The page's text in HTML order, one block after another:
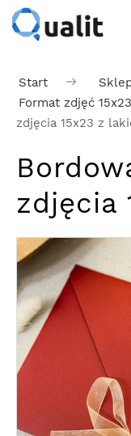
Start
Format zdjęć 15x23
zdjęcia 15x23 z
zdjęcia